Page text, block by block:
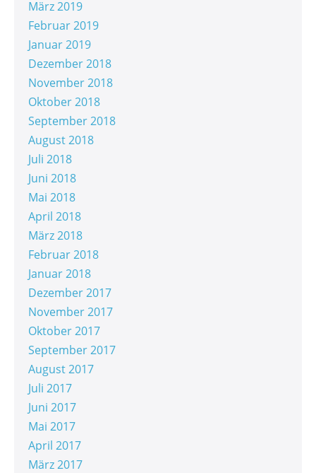
März 2019
Februar 2019
Januar 2019
Dezember 2018
November 2018
Oktober 2018
September 2018
August 2018
Juli 2018
Juni 2018
Mai 2018
April 2018
März 2018
Februar 2018
Januar 2018
Dezember 2017
November 2017
Oktober 2017
September 2017
August 2017
Juli 2017
Juni 2017
Mai 2017
April 2017
März 2017